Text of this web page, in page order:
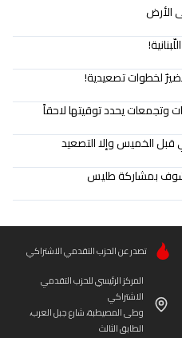
الأرض
لخطوات تصعيدية!
يحدد توقيتها لاحقاً
قبل الخميس وإلا التصعيد
بمشاركة طليس
تصدر عن الحزب التقدمي الاشتراكي
المركز الرئيسي للحزب التقدمي
الاشتراكي
وطى المصيطبة، شارع جبل العرب،
الطابق الثالث